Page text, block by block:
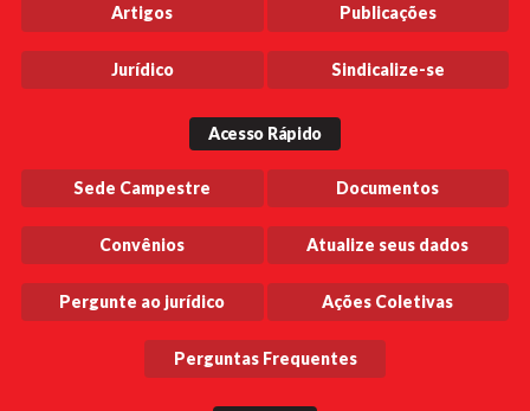
Artigos Publicações
Jurídico Sindicalize-se
Acesso Rápido
Sede Campestre Documentos
Convênios Atualize seus dados
Pergunte ao jurídico Ações Coletivas
Perguntas Frequentes